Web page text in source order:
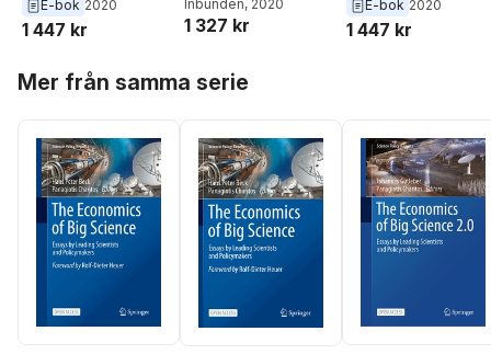
E-bok 2020
1 447 kr
Inbunden, 2020
1 327 kr
E-bok 2020
1 447 kr
Mer från samma serie